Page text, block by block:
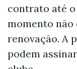
contrato até o
momento não
renovação. A
podem